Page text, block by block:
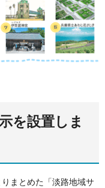
を設置しま
まとめた「淡路地域サ